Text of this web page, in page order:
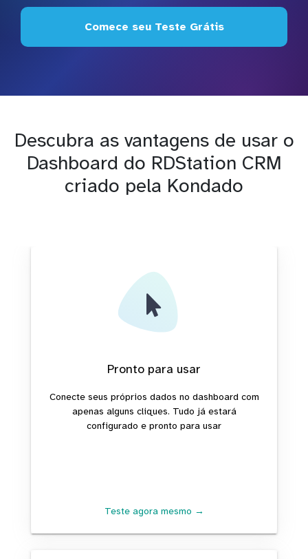
Comece seu Teste Grátis
Descubra as vantagens de usar o
Dashboard do RDStation CRM
criado pela Kondado
Pronto para usar
Conecte seus próprios dados no dashboard com
apenas alguns cliques. Tudo já estará
configurado e pronto para usar
Teste agora mesmo →